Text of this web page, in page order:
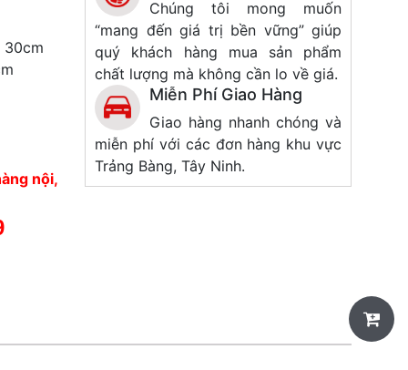
30cm
nội,
Chúng tôi mong muốn
“mang đến giá trị bền vững” giúp
quý khách hàng mua sản phẩm
chất lượng mà không cần lo về giá.
Miễn Phí Giao Hàng
Giao hàng nhanh chóng và
miễn phí với các đơn hàng khu vực
Trảng Bàng, Tây Ninh.